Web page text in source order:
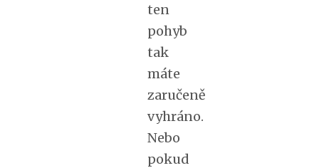
ten
pohyb
tak
máte
zaručeně
vyhráno.
Nebo
pokud